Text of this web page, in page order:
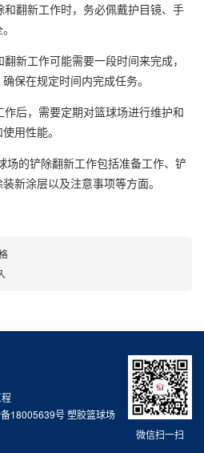
翻新工作时，务必佩戴护目镜、手
工作可能需要一段时间来完成，
保在规定时间内完成任务。
后，需要定期对篮球场进行维护和
用性能。
场的铲除翻新工作包括准备工作、铲
新涂层以及注意事项等方面。
微信扫一扫
18005639号塑胶篮球场